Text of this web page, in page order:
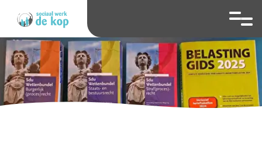
Hoog contrast
Ga naar